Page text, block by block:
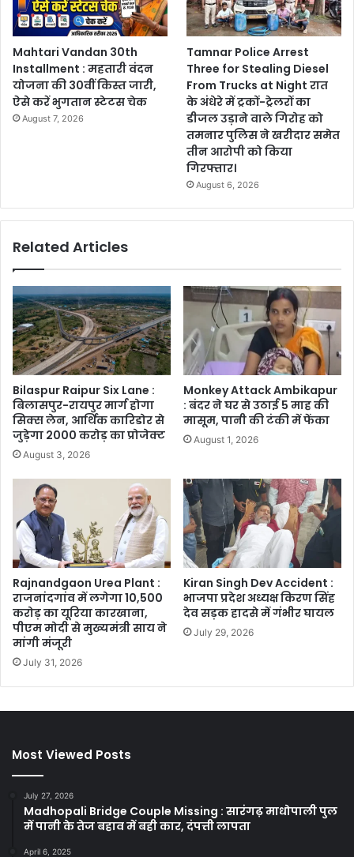
Mahtari Vandan 30th
Installment : महतारी वंदन
योजना की 30वीं किस्त जारी,
ऐसे करें भुगतान स्टेटस चेक
August 7, 2026
Tamnar Police Arrest
Three for Stealing Diesel
From Trucks at Night रात
के अंधेरे में ट्रकों-ट्रेलरों का
डीजल उड़ाने वाले गिरोह को
तमनार पुलिस ने खरीदार समेत
तीन आरोपी को किया
गिरफ्तार।
August 6, 2026
Related Articles
Bilaspur Raipur Six Lane :
बिलासपुर-रायपुर मार्ग होगा
सिक्स लेन, आर्थिक कारिडोर से
जुड़ेगा 2000 करोड़ का प्रोजेक्ट
August 3, 2026
Monkey Attack Ambikapur
: बंदर ने घर से उठाई 5 माह की
मासूम, पानी की टंकी में फेंका
August 1, 2026
Rajnandgaon Urea Plant :
राजनांदगांव में लगेगा 10,500
करोड़ का यूरिया कारखाना,
पीएम मोदी से मुख्यमंत्री साय ने
मांगी मंजूरी
July 31, 2026
Kiran Singh Dev Accident :
भाजपा प्रदेश अध्यक्ष किरण सिंह
देव सड़क हादसे में गंभीर घायल
July 29, 2026
Most Viewed Posts
July 27, 2026
Madhopali Bridge Couple Missing : सारंगढ़ माधोपाली पुल
में पानी के तेज बहाव में बही कार, दंपत्ती लापता
April 6, 2025